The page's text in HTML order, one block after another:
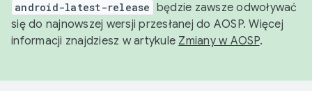
android-latest-release będzie zawsze odwoływać
się do najnowszej wersji przesłanej do AOSP. Więcej
informacji znajdziesz w artykule Zmiany w AOSP.